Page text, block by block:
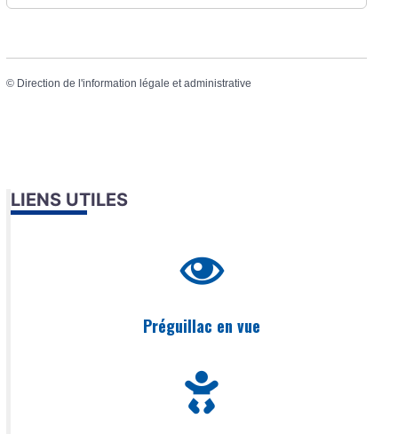
© Direction de l'information légale et administrative
LIENS UTILES
Préguillac en vue